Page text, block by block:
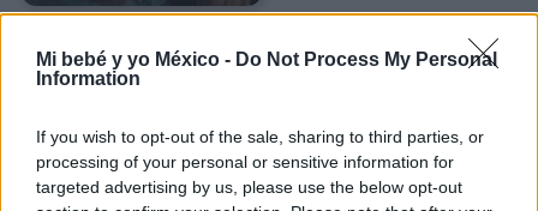
Mi bebé y yo México - Do Not Process My Personal
Information
If you wish to opt-out of the sale, sharing to third parties, or
processing of your personal or sensitive information for
targeted advertising by us, please use the below opt-out
Te puede interesar…